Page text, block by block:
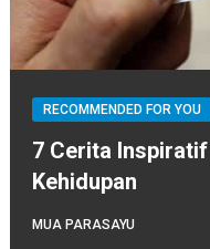
RECOMMENDED FOR YOU
7 Cerita
Kehidupan
MUA PARASAYU